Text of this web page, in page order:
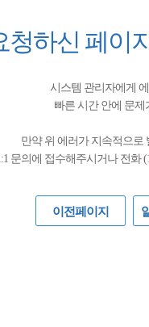
청하신 페이
시스템 관리자에게
빠른 시간 안에 문
만약 위 에러가 지속적으로
문의에 접수해주시거나 전화 (
이전페이지